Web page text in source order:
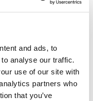
and ads, to
analyse our traffic.
use of our site with
partners who
that you’ve
Gesterby
6h, k, khh, p... • 2008